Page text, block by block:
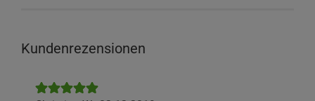
Kundenrezensionen